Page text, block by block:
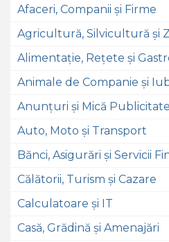
Afaceri, Companii și Firme
Agricultură, Silvicultură și
Alimentație, Rețete și
Animale de Companie și
Anunțuri și Mică Publicitate
Auto, Moto și Transport
Bănci, Asigurări și Servicii
Călătorii, Turism și Cazare
Calculatoare și IT
Casă, Grădină și Amenajări